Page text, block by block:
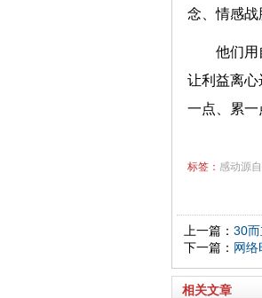
念、情感战
他们用
让利益离
一点、累一
标签： 感动源
上一篇： 30而
下一篇： 网络
相关文章